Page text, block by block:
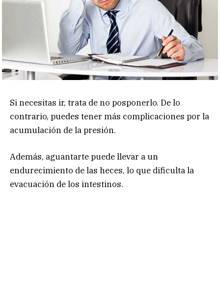
Si necesitas ir, trata de no posponerlo. De lo
contrario, puedes tener más complicaciones por la
acumulación de la presión.
Además, aguantarte puede llevar a un
endurecimiento de las heces, lo que dificulta la
evacuación de los intestinos.